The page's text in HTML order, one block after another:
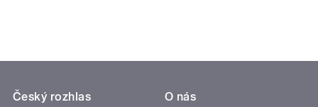
Český rozhlas
O nás